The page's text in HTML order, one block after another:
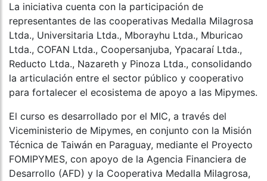
La iniciativa cuenta con la participación de
representantes de las cooperativas Medalla Milagrosa
Ltda., Universitaria Ltda., Mborayhu Ltda., Mburicao
Ltda., COFAN Ltda., Coopersanjuba, Ypacaraí Ltda.,
Reducto Ltda., Nazareth y Pinoza Ltda., consolidando
la articulación entre el sector público y cooperativo
para fortalecer el ecosistema de apoyo a las Mipymes.
El curso es desarrollado por el MIC, a través del
Viceministerio de Mipymes, en conjunto con la Misión
Técnica de Taiwán en Paraguay, mediante el Proyecto
FOMIPYMES, con apoyo de la Agencia Financiera de
Desarrollo (AFD) y la Cooperativa Medalla Milagrosa,